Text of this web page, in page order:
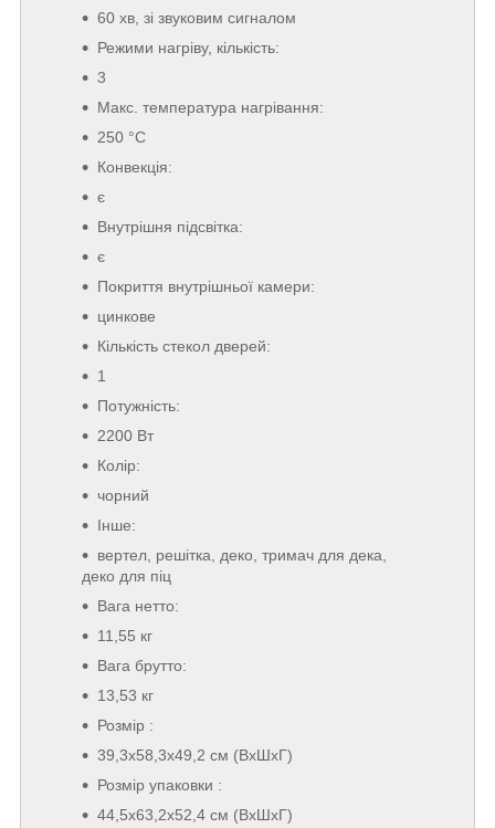
60 хв, зі звуковим сигналом
Режими нагріву, кількість:
3
Макс. температура нагрівання:
250 °C
Конвекція:
є
Внутрішня підсвітка:
є
Покриття внутрішньої камери:
цинкове
Кількість стекол дверей:
1
Потужність:
2200 Вт
Колір:
чорний
Інше:
вертел, решітка, деко, тримач для дека,
деко для піц
Вага нетто:
11,55 кг
Вага брутто:
13,53 кг
Розмір :
39,3x58,3x49,2 см (ВхШхГ)
Розмір упаковки :
44,5x63,2x52,4 см (ВхШхГ)